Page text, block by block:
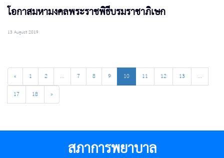
โอกาสมหามงคลพระราชพิธีบรมราชาภิเษก
13 August 2019
« 1 2 ... 7 8 9 10 11 12 13
...
17
18 »
สภาการพยาบาล